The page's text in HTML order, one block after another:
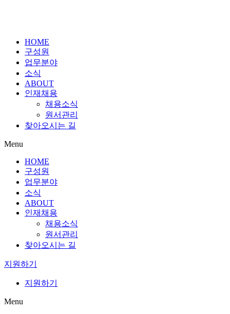
HOME
구성원
업무분야
소식
ABOUT
인재채용
채용소식
원서관리
찾아오시는 길
Menu
HOME
구성원
업무분야
소식
ABOUT
인재채용
채용소식
원서관리
찾아오시는 길
지원하기
지원하기
Menu